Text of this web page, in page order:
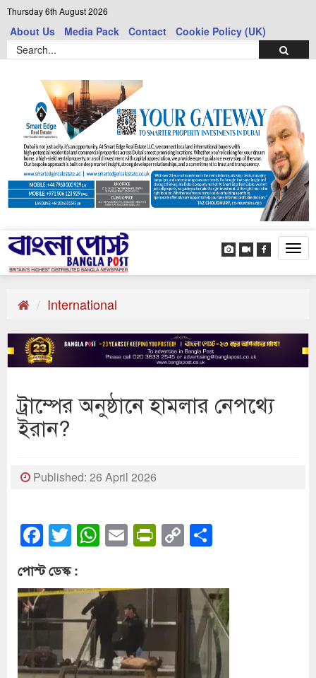
Thursday 6th August 2026
About Us Media Pack Contact Cookie Policy (UK)
International
ট্রাম্পের অনুষ্ঠানে হামলার নেপথ্যে
ইরান?
Published: 26 April 2026
Facebook
Twitter
WhatsApp
EmailPrintFriendly
Copy
Link
পোস্ট ডেস্ক :